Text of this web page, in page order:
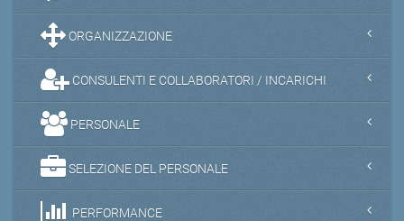
ORGANIZZAZIONE
CONSULENTI E COLLABORATORI / INCARICHI
PERSONALE
SELEZIONE DEL PERSONALE
PERFORMANCE